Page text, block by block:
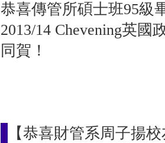
恭喜傳管所碩士班95級
2013/14 Chevening英
同賀！
【恭喜財管系周子揚